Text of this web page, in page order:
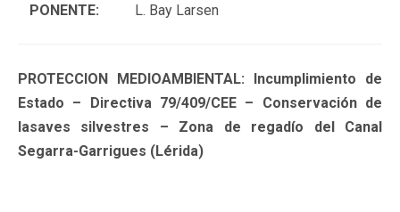
PONENTE: L. Bay Larsen
PROTECCION MEDIOAMBIENTAL: Incumplimiento de
Estado – Directiva 79/409/CEE – Conservación de
lasaves silvestres – Zona de regadío del Canal
Segarra-Garrigues (Lérida)